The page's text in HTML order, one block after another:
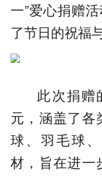
一”爱心捐赠
了节日的祝福
此次捐赠
元，涵盖了各
球、羽毛球
材，旨在进一